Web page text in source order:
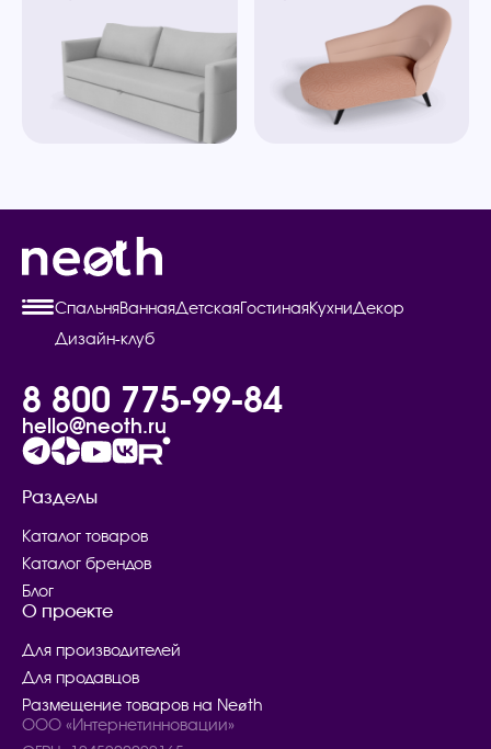
СпальняВаннаяДетскаяГостинаяКухниДекор
Дизайн-клуб
8 800 775-99-84
hello@neoth.ru
Разделы
Каталог товаров
Каталог брендов
Блог
О проекте
Для производителей
Для продавцов
Размещение товаров на Neøth
ООО «Интернетинновации»